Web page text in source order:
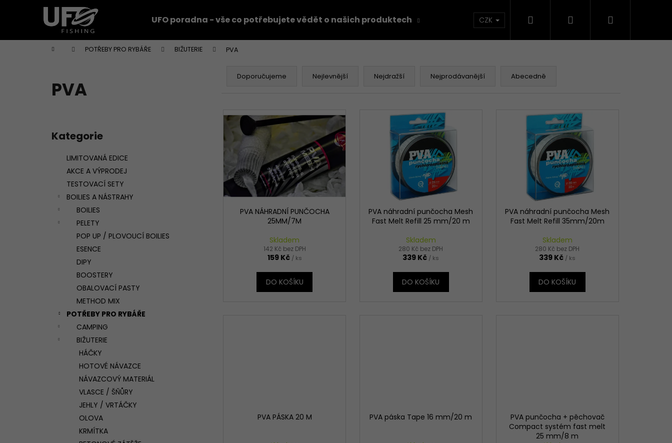
UFO poradna - vše co potřebujete vědět o našich produktech CZK Přihlášení
Domů POTŘEBY PRO RYBÁŘE BIŽUTERIE PVA
PVA
Přeskočit
kategorie
Kategorie
LIMITOVANÁ EDICE
AKCE A VÝPRODEJ
TESTOVACÍ SETY
BOILIES A NÁSTRAHY
BOILIES
PELETY
POP UP / PLOVOUCÍ BOILIES
ESENCE
DIPY
BOOSTERY
OBALOVACÍ PASTY
METHOD MIX
POTŘEBY PRO RYBÁŘE
CAMPING
BIŽUTERIE
HÁČKY
HOTOVÉ NÁVAZCE
NÁVAZCOVÝ MATERIÁL
VLASCE / ŠŇŮRY
JEHLY / VRTÁČKY
OLOVA
KRMÍTKA
n
p
r
o
d
u
Doporučujeme Nejlevnější Nejdražší Nejprodávanější Abecedně
ý
p
s
p
r
o
PVA NÁHRADNÍ PUNČOCHA
25MM/7M
Skladem
142 Kč bez DPH
159 Kč / ks
DO KOŠÍKU
PVA náhradní punčocha Mesh
Fast Melt Refill 25 mm/20 m
Skladem
280 Kč bez DPH
339 Kč / ks
DO KOŠÍKU
PVA náhradní punčocha Mesh
Fast Melt Refill 35mm/20m
Skladem
280 Kč bez DPH
339 Kč / ks
DO KOŠÍKU
PVA PÁSKA 20 M PVA páska Tape 16 mm/20 m
PVA punčocha + pěchovač
Compact systém fast melt
25 mm/8 m
í
Zpět
do
Zpět
do
Co potřebujete najít?
Doporučujeme